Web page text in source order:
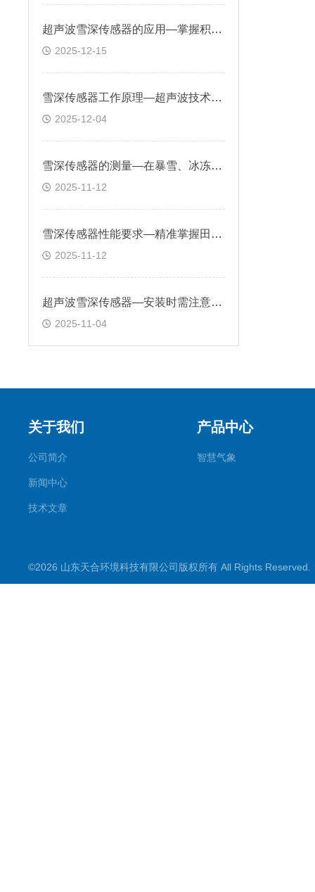
超声波雪深传感器的应用—掌握积雪情况合理安排除雪、保温措施
2025-12-15
雪深传感器工作原理—超声波技术对雪表面距离探测，对降雪量实时监测
2025-12-04
雪深传感器的测量—在暴雪、冰冻等天气预警中发挥关键作用
2025-11-12
雪深传感器性能要求—精准掌握田间积雪情况，合理安排除雪、保温措施
2025-11-12
超声波雪深传感器—安装时需注意避开障碍物，确保声波传播路径畅通
2025-11-04
关于我们
公司简介
新闻中心
技术文章
产品中心
智慧气象
©2026 山东天合环境科技有限公司版权所有 All Rights